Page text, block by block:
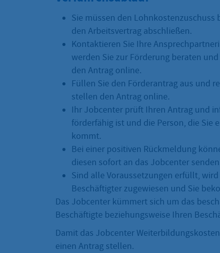
Sie müssen den
den Arbeitsvertrag abschließen.
Kontaktieren Sie Ihre
werden Sie zur Förderung beraten
den Antrag online.
Füllen Sie den Förderantrag aus und
stellen den Antrag online.
Ihr Jobcenter prüft Ihren Antrag und
förderfähig ist und die Person, die Sie
kommt.
Bei einer positiven Rückmeldung
diesen sofort an das Jobcenter
Sind alle Voraussetzungen erfüllt,
Beschäftigter zugewiesen und Sie
Das Jobcenter kümmert sich um das
Beschäftigte beziehungsweise Ihren
Damit das Jobcenter
einen Antrag stellen.